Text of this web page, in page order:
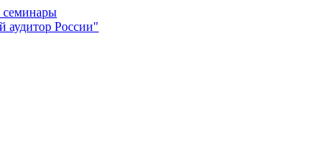
семинары
аудитор России"